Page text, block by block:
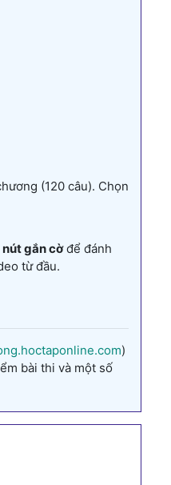
(120 câu). Chọn
nút gắn cờđể đánh
từ đầu.
)
bài thi và một số